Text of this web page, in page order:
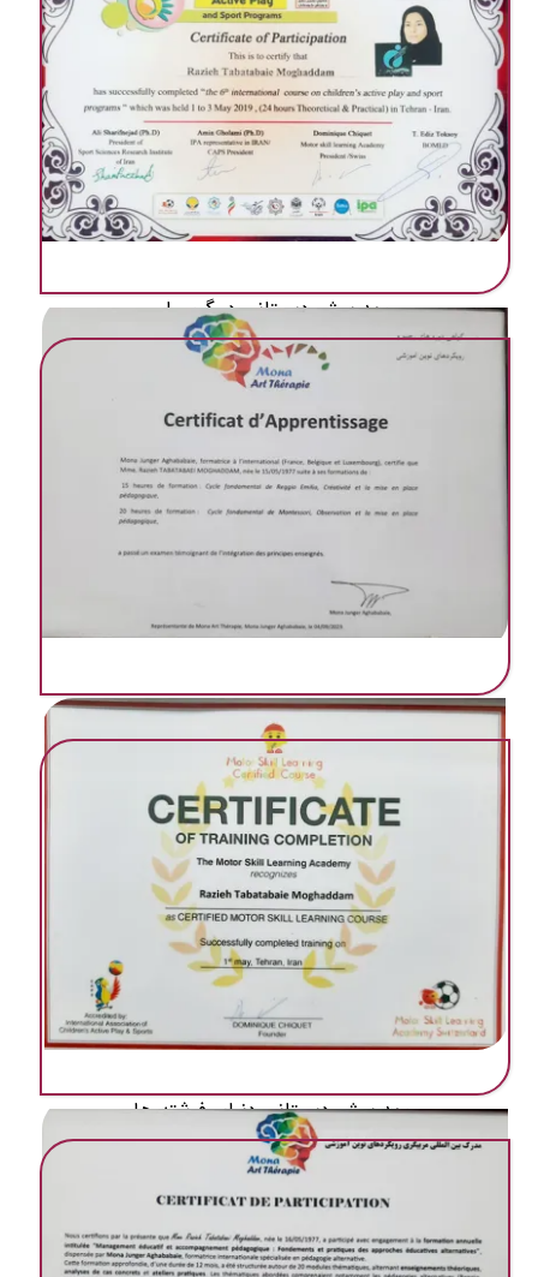
مهد ‌پیش دبستانی در گرمسار
مهد ‌پیش دبستانی دنیای فرشته ها
مهد ‌پیش دبستانی دنیای فرشته ها